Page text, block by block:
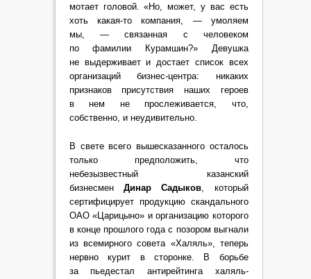
мотает головой. «Но, может, у вас есть
хоть какая-то компания, — умоляем
мы, — связанная с человеком
по фамилии Курамшин?» Девушка
не выдерживает и достает список всех
организаций бизнес-центра: никаких
признаков присутствия наших героев
в нем не прослеживается, что,
собственно, и неудивительно.
В свете всего вышесказанного осталось
только предположить, что
небезызвестный казанский
бизнесменДинар Садыков, который
сертифицирует продукцию скандального
ОАО «Царицыно» и организацию которого
в конце прошлого года с позором выгнали
из всемирного совета «Халяль», теперь
нервно курит в сторонке. В борьбе
за пьедестал антирейтинга халяль-